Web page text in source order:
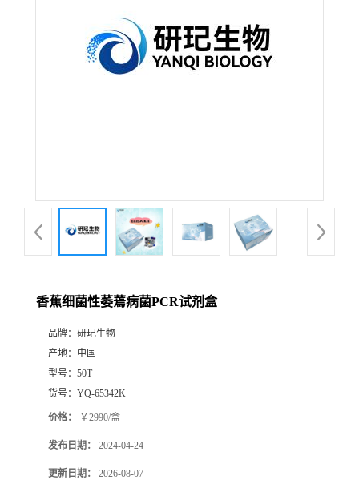
香蕉细菌性萎蔫病菌PCR试剂盒
品牌： 研玘生物
产地： 中国
型号： 50T
货号： YQ-65342K
价格： ￥2990/盒
发布日期： 2024-04-24
更新日期： 2026-08-07